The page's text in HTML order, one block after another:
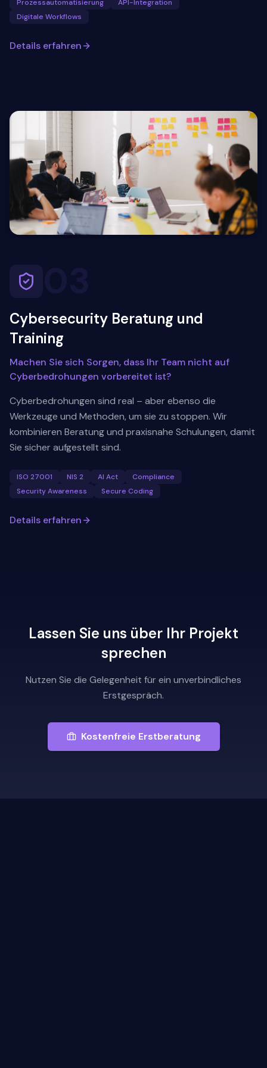
Prozessautomatisierung
API-Integration
Digitale Workflows
Details erfahren
Cybersecurity Beratung und
Training
Machen Sie sich Sorgen, dass Ihr Team nicht auf
Cyberbedrohungen vorbereitet ist?
Cyberbedrohungen sind real – aber ebenso die
Werkzeuge und Methoden, um sie zu stoppen. Wir
kombinieren Beratung und praxisnahe Schulungen, damit
Sie sicher aufgestellt sind.
ISO 27001 NIS 2 AI Act
Compliance
Security Awareness
Secure Coding
Details erfahren
Lassen Sie uns über Ihr Projekt
sprechen
Nutzen Sie die Gelegenheit für ein unverbindliches
Erstgespräch.
Kostenfreie Erstberatung